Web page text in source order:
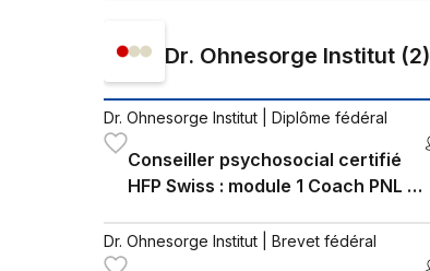
Dr. Ohnesorge Institut (2)
Dr. Ohnesorge Institut | Diplôme fédéral
Conseiller psychosocial certifié
HFP Swiss : module 1 Coach PNL et
Dr. Ohnesorge Institut | Brevet fédéral